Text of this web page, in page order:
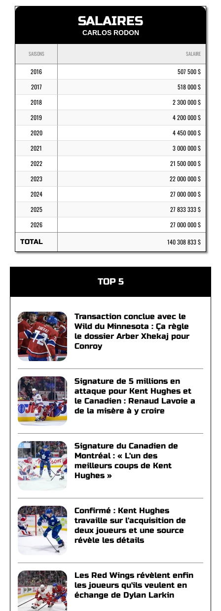
SALAIRES
CARLOS RODON
SAISONS SALAIRE
2016
507 500 $
2017
518 000 $
2018
2 300 000 $
2019
4 200 000 $
2020
4 450 000 $
2021
3 000 000 $
2022
21 500 000 $
2023
22 000 000 $
2024
27 000 000 $
2025
27 833 333 $
2026
27 000 000 $
TOTAL 140 308 833 $
TOP 5
Transaction conclue avec le
Wild du Minnesota : Ça règle
le dossier Arber Xhekaj pour
Conroy
Signature de 5 millions en
attaque pour Kent Hughes et
le Canadien : Renaud Lavoie a
de la misère à y croire
Signature du Canadien de
Montréal : « L'un des
meilleurs coups de Kent
Hughes »
Confirmé : Kent Hughes
travaille sur l'acquisition de
deux joueurs et une source
révèle les détails
Les Red Wings révèlent enfin
les joueurs qu'ils veulent en
échange de Dylan Larkin